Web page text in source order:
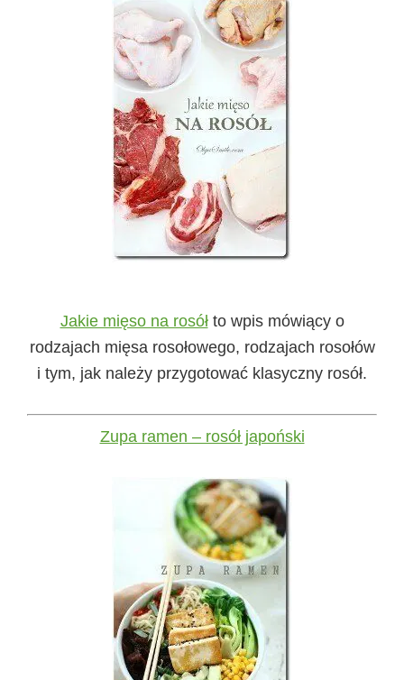
Jakie mięso na rosółto wpis mówiący o
rodzajach mięsa rosołowego, rodzajach rosołów
i tym, jak należy przygotować klasyczny rosół.
Zupa ramen – rosół japoński